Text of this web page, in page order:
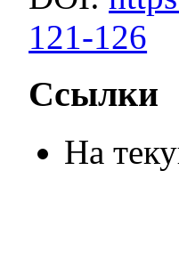
121-126
Ссылки
На